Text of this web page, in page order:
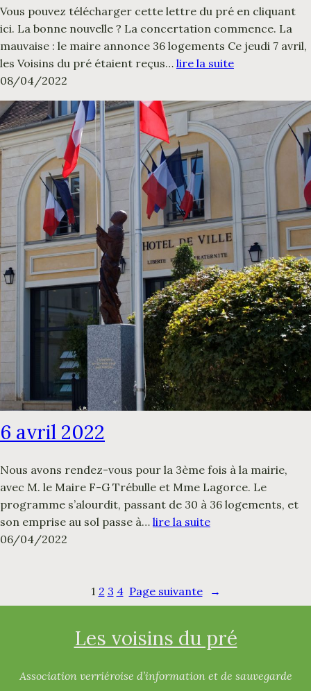
Vous pouvez télécharger cette lettre du pré en cliquant
ici. La bonne nouvelle ? La concertation commence. La
mauvaise : le maire annonce 36 logements Ce jeudi 7 avril,
les Voisins du pré étaient reçus… lire la suite
08/04/2022
6 avril 2022
Nous avons rendez-vous pour la 3ème fois à la mairie,
avec M. le Maire F-G Trébulle et Mme Lagorce. Le
programme s’alourdit, passant de 30 à 36 logements, et
son emprise au sol passe à… lire la suite
06/04/2022
1 2 3 4 Page suivante →
Les voisins du pré
Association verriéroise d’information et de sauvegarde